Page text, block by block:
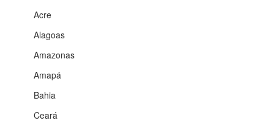
Acre
Alagoas
Amazonas
Amapá
Bahia
Ceará